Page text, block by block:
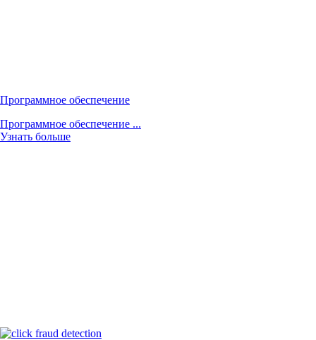
Программное обеспечение
Программное обеспечение ...
Узнать больше